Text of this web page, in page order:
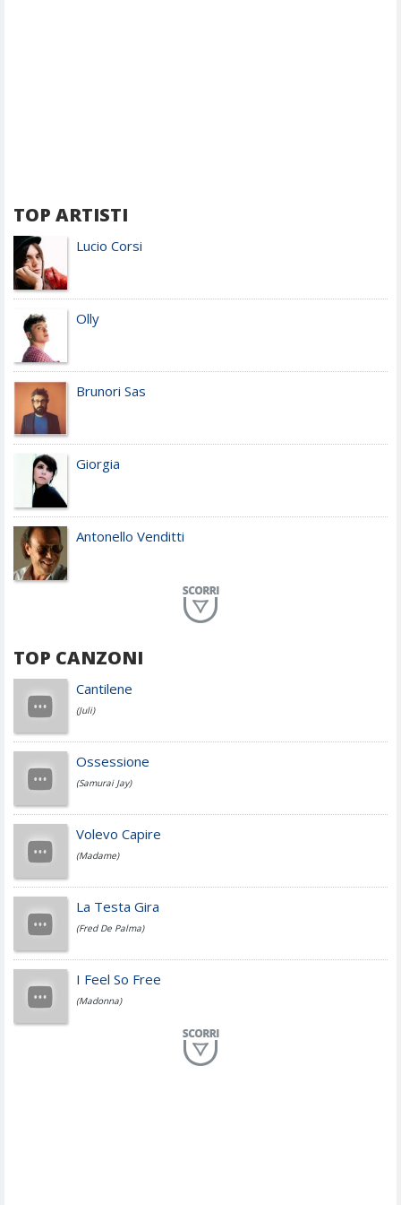
TOP ARTISTI
Lucio Corsi
Olly
Brunori Sas
Giorgia
Antonello Venditti
Achille Lauro
Cesare Cremonini
Jovanotti
Fedez
Simone Cristicchi
TOP CANZONI
Cantilene
(Juli)
Ossessione
(Samurai Jay)
Volevo Capire
(Madame)
La Testa Gira
(Fred De Palma)
I Feel So Free
(Madonna)